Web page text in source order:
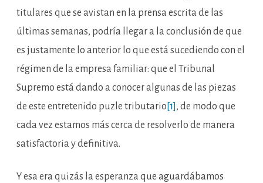
titulares que se avistan en la prensa escrita de las
últimas semanas, podría llegar a la conclusión de que
es justamente lo anterior lo que está sucediendo con el
régimen de la empresa familiar: que el Tribunal
Supremo está dando a conocer algunas de las piezas
de este entretenido puzle tributario [1] , de modo que
cada vez estamos más cerca de resolverlo de manera
satisfactoria y definitiva.
Y esa era quizás la esperanza que aguardábamos